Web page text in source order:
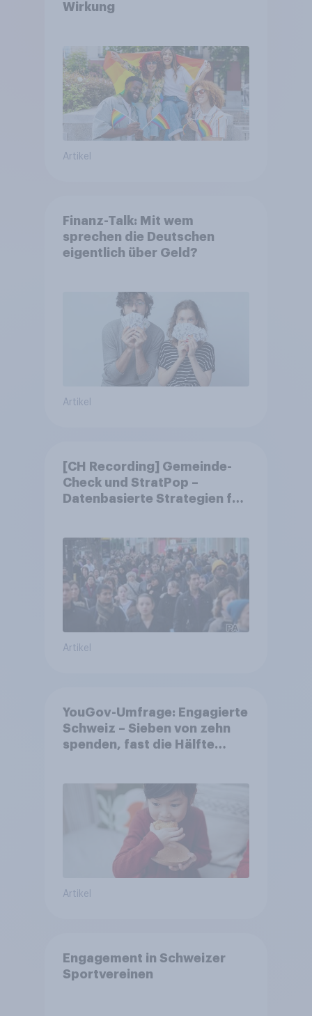
Wirkung
Artikel
Finanz-Talk: Mit wem
sprechen die Deutschen
eigentlich über Geld?
Artikel
[CH Recording] Gemeinde-
Check und StratPop –
Datenbasierte Strategien für
Artikel
YouGov-Umfrage: Engagierte
Schweiz – Sieben von zehn
spenden, fast die Hälfte
Artikel
Engagement in Schweizer
Sportvereinen